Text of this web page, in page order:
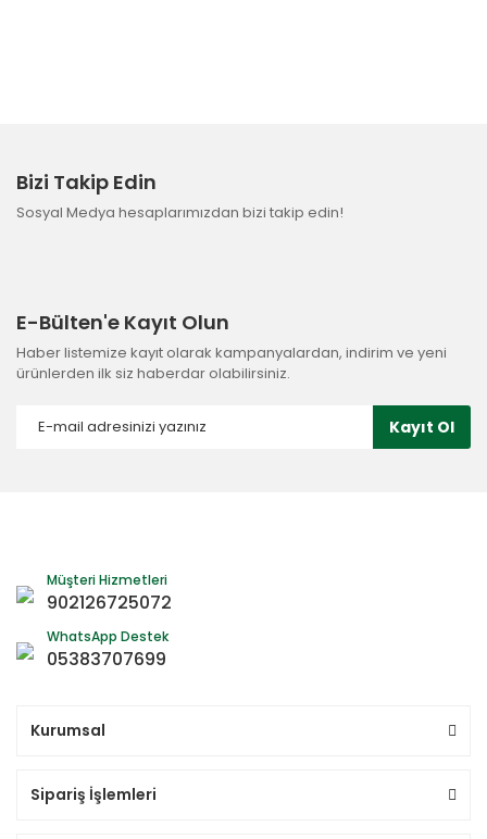
Bizi Takip Edin
Sosyal Medya hesaplarımızdan bizi takip edin!
E-Bülten'e Kayıt Olun
Haber listemize kayıt olarak kampanyalardan, indirim ve yeni
ürünlerden ilk siz haberdar olabilirsiniz.
Kayıt Ol
Müşteri Hizmetleri
902126725072
WhatsApp Destek
05383707699
Kurumsal
Sipariş İşlemleri